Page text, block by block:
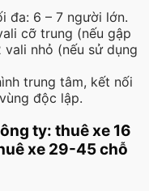
đa: 6 – 7 người lớn.
cỡ trung (nếu gập
nhỏ (nếu sử dụng
trung tâm, kết nối
độc lập.
ty: thuê xe 16
xe 29-45 chỗ